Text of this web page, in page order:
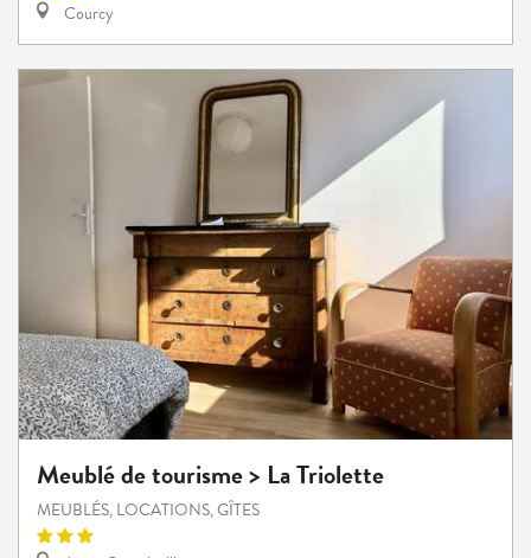
Courcy
Meublé de tourisme > La Triolette
MEUBLÉS, LOCATIONS, GÎTES